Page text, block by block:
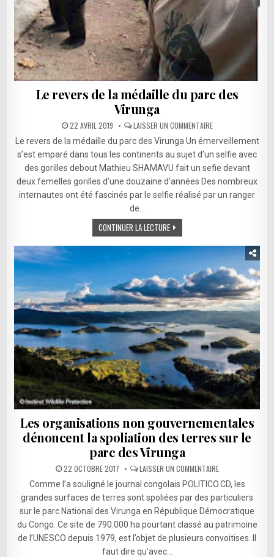
Le revers de la médaille du parc des
Virunga
22 AVRIL 2019 LAISSER UN COMMENTAIRESUR
LE
REVERS
DE
LA
DU
DES
VIRUNGA
Le revers de la médaille du parc des Virunga Un émerveillement
s’est emparé dans tous les continents au sujet d’un selfie avec
des gorilles debout Mathieu SHAMAVU fait un sefie devant
deux femelles gorilles d’une douzaine d’années Des nombreux
internautes ont été fascinés par le selfie réalisé par un ranger
de…
CONTINUER LA LECTURE
Les organisations non gouvernementales
dénoncent la spoliation des terres sur le
parc des Virunga
22 OCTOBRE 2017 LAISSER UN COMMENTAIRESUR
LES
ORGANISATIONS
NON
LA
SPOLIATION
DES
TERRES
SUR
Comme l’a souligné le journal congolais POLITICO.CD, les
grandes surfaces de terres sont spoliées par des particuliers
sur le parc National des Virunga en République Démocratique
du Congo. Ce site de 790.000 ha pourtant classé au patrimoine
de l’UNESCO depuis 1979, est l’objet de plusieurs convoitises. Il
faut dire qu’avec…